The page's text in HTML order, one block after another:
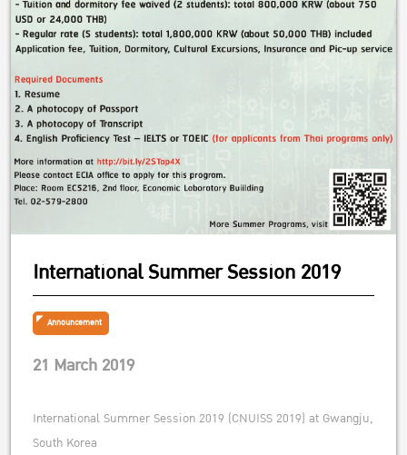
International Summer Session 2019
Announcement
21 March 2019
International Summer Session 2019 (CNUISS 2019) at Gwangju,
South Korea